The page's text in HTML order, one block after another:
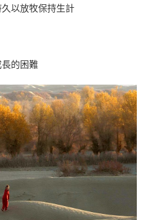
以放牧保持生計
的困難